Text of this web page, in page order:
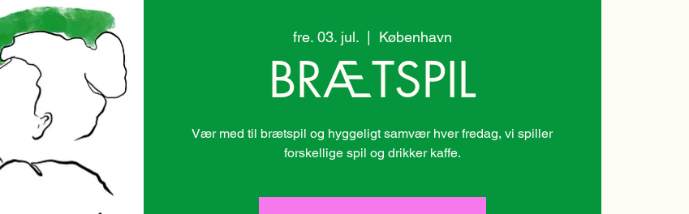
fre. 03. jul.
  |
København
BRÆTSPIL
Vær med til brætspil og hyggeligt samvær hver fredag, vi spiller
forskellige spil og drikker kaffe.